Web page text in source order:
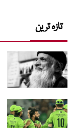
تازہ ترین